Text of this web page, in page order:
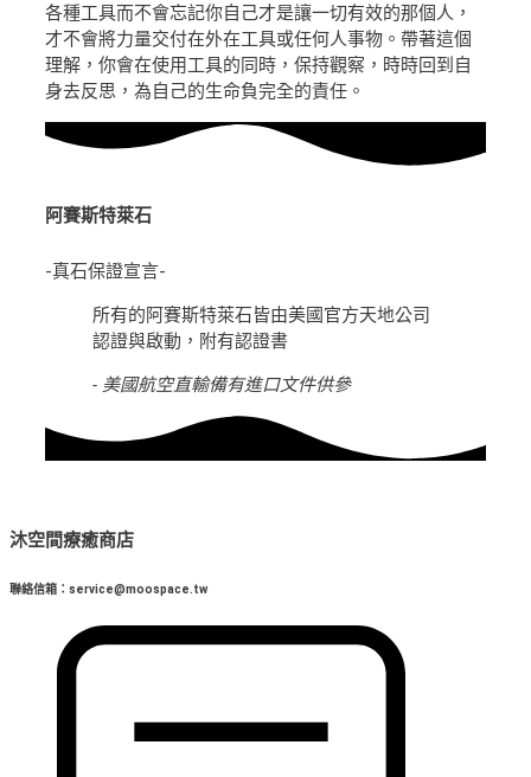
各種工具而不會忘記你自己才是讓一切有效的那個人，
才不會將力量交付在外在工具或任何人事物。帶著這個
理解，你會在使用工具的同時，保持觀察，時時回到自
身去反思，為自己的生命負完全的責任。
阿賽斯特萊石
-真石保證宣言-
所有的阿賽斯特萊石皆由美國官方天地公司
認證與啟動，附有認證書
- 美國航空直輸備有進口文件供參
沐空間療癒商店
聯絡信箱：service@moospace.tw